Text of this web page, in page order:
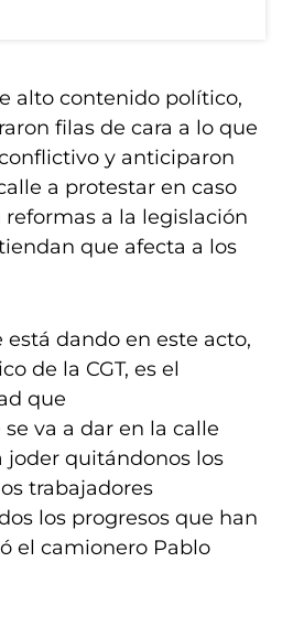
alto contenido político,
filas de cara a lo que
y anticiparon
a protestar en caso
a la legislación
que afecta a los
está dando en este acto,
de la CGT, es el
que
va a dar en la calle
quitándonos los
trabajadores
los progresos que han
el camionero Pablo